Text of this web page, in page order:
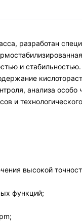
разработан
и
анализа
и
высокой
функций;